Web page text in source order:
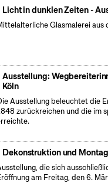
Licht in dunklen Zeiten -
Glasmalerei aus
Ausstellung:
Köln
Ausstellung beleuchtet die
zurückreichen und die im
Dekonstruktion und
die sich
am Freitag, den 6.